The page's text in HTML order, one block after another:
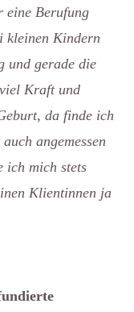
eine Berufung
kleinen Kindern
und gerade die
Kraft und
da finde ich
angemessen
ich mich stets
Klientinnen ja